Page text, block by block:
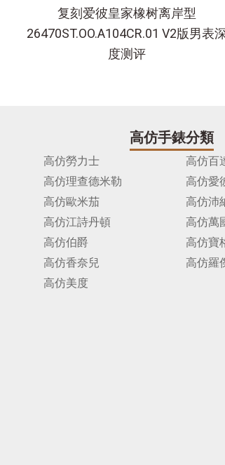
复刻爱彼皇家橡树离岸型
26470ST.OO.A104CR.01 V2版男表
度测评
高仿手錶分類
高仿勞力士
高仿百
高仿理查德米勒
高仿愛
高仿歐米茄
高仿沛
高仿江詩丹頓
高仿萬
高仿伯爵
高仿寶
高仿香奈兒
高仿羅
高仿美度